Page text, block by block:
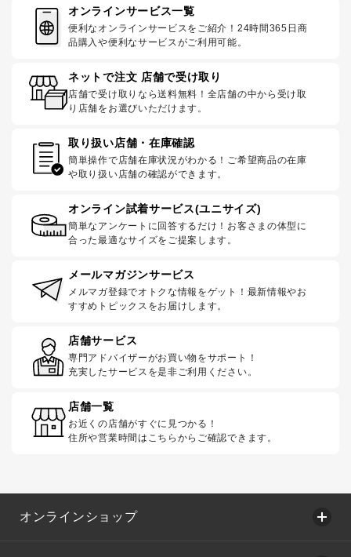
オンラインサービス一覧
便利なオンラインサービスをご紹介！24時間365日商
品購入や便利なサービスがご利用可能。
ネットで注文 店舗で受け取り
店舗で受け取りなら送料無料！全店舗の中から受け取
り店舗をお選びいただけます。
取り扱い店舗・在庫確認
簡単操作で店舗在庫状況がわかる！ご希望商品の在庫
や取り扱い店舗の確認ができます。
オンライン試着サービス(ユニサイズ)
簡単なアンケートに回答するだけ！お客さまの体型に
合った最適なサイズをご提案します。
メールマガジンサービス
メルマガ登録でオトクな情報をゲット！最新情報やお
すすめトピックスをお届けします。
店舗サービス
専門アドバイザーがお買い物をサポート！
充実したサービスを是非ご利用ください。
店舗一覧
お近くの店舗がすぐに見つかる！
住所や営業時間はこちらからご確認できます。
オンラインショップ